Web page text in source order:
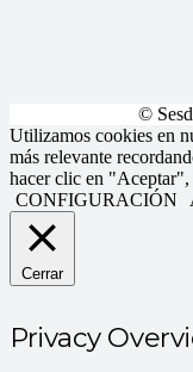
©
Utilizamos cookies en
más relevante
hacer clic en "Aceptar",
CONFIGURACIÓN
Cerrar
Privacy